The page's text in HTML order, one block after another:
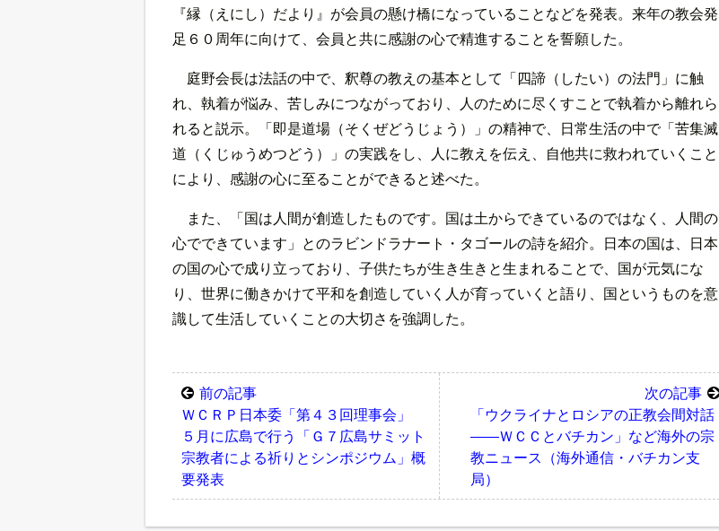
『縁（えにし）だより』が会員の懸け橋になっていることなどを発表。来年の教会発
足６０周年に向けて、会員と共に感謝の心で精進することを誓願した。
庭野会長は法話の中で、釈尊の教えの基本として「四諦（したい）の法門」に触
れ、執着が悩み、苦しみにつながっており、人のために尽くすことで執着から離れら
れると説示。「即是道場（そくぜどうじょう）」の精神で、日常生活の中で「苦集滅
道（くじゅうめつどう）」の実践をし、人に教えを伝え、自他共に救われていくこと
により、感謝の心に至ることができると述べた。
また、「国は人間が創造したものです。国は土からできているのではなく、人間の
心でできています」とのラビンドラナート・タゴールの詩を紹介。日本の国は、日本
の国の心で成り立っており、子供たちが生き生きと生まれることで、国が元気にな
り、世界に働きかけて平和を創造していく人が育っていくと語り、国というものを意
識して生活していくことの大切さを強調した。
前の記事
ＷＣＲＰ日本委「第４３回理事会」
５月に広島で行う「Ｇ７広島サミット
宗教者による祈りとシンポジウム」概
要発表
次の記事
「ウクライナとロシアの正教会間対話
――ＷＣＣとバチカン」など海外の宗
教ニュース（海外通信・バチカン支
局）